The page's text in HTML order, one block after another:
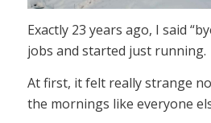
Exactly 23 years ago, I said
jobs and started just running.
At first, it felt really strange
the mornings like everyone